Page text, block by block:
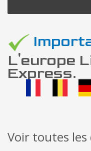
L'europe
Express.
Voir toutes